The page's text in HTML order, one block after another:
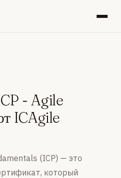
- Agile
ICAgile
(ICP) — это
который